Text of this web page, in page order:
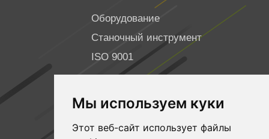
Мы используем куки
Этот веб-сайт использует файлы
Оборудование
Станочный инструмент
ISO 9001
YouTube